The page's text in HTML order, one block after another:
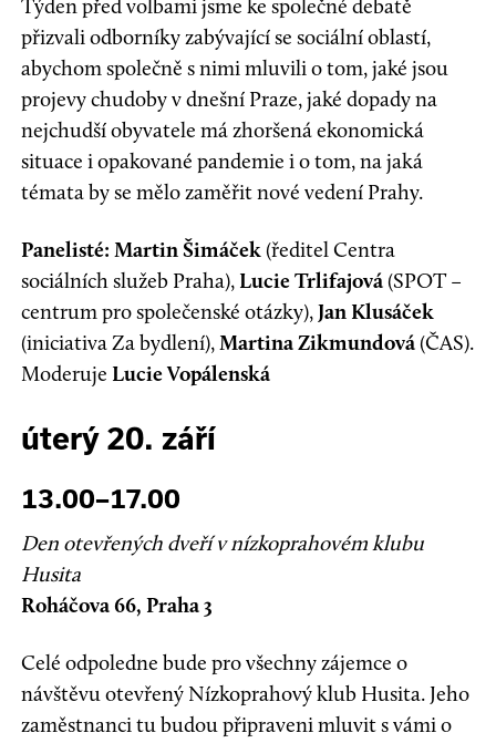
Týden před volbami jsme ke společné debatě
přizvali odborníky zabývající se sociální oblastí,
abychom společně s nimi mluvili o tom, jaké jsou
projevy chudoby v dnešní Praze, jaké dopady na
nejchudší obyvatele má zhoršená ekonomická
situace i opakované pandemie i o tom, na jaká
témata by se mělo zaměřit nové vedení Prahy.
Panelisté: Martin Šimáček(ředitel Centra
sociálních služeb Praha), Lucie Trlifajová(SPOT –
centrum pro společenské otázky),Jan Klusáček
(iniciativa Za bydlení),Martina Zikmundová(ČAS).
Moderuje Lucie Vopálenská
úterý 20. září
13.00–17.00
Den otevřených dveří v nízkoprahovém klubu
Husita
Roháčova 66, Praha 3
Celé odpoledne bude pro všechny zájemce o
návštěvu otevřený Nízkoprahový klub Husita. Jeho
zaměstnanci tu budou připraveni mluvit s vámi o